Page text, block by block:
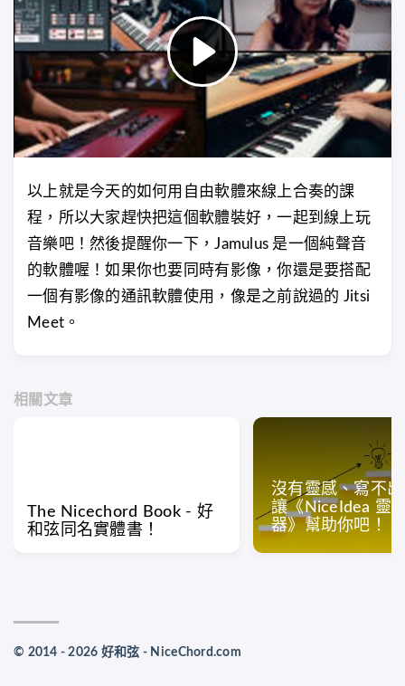
以上就是今天的如何用自由軟體來線上合奏的課
程，所以大家趕快把這個軟體裝好，一起到線上玩
音樂吧！然後提醒你一下，Jamulus 是一個純聲音
的軟體喔！如果你也要同時有影像，你還是要搭配
一個有影像的通訊軟體使用，像是之前說過的 Jitsi
Meet。
相關文章
The Nicechord Book - 好
和弦同名實體書！
沒有靈感、寫不
讓《NiceIdea 靈
器》幫助你吧！
© 2014 - 2026 好和弦 - NiceChord.com